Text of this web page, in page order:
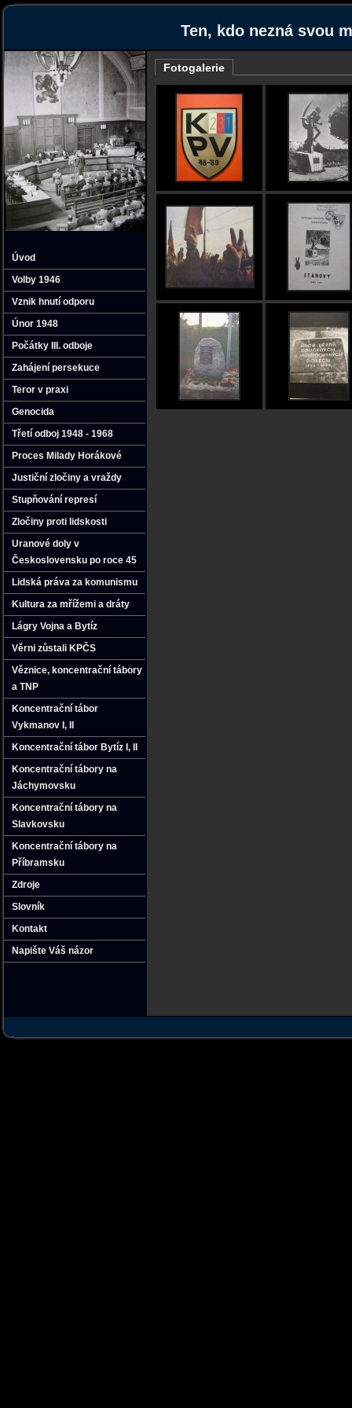
Ten‚ kdo nezná svou
Úvod
Volby 1946
Vznik hnutí odporu
Únor 1948
Počátky III. odboje
Zahájení persekuce
Teror v praxi
Genocida
Třetí odboj 1948 - 1968
Proces Milady Horákové
Justiční zločiny a vraždy
Stupňování represí
Zločiny proti lidskosti
Uranové doly v
Československu po roce 45
Lidská práva za komunismu
Kultura za mřížemi a dráty
Lágry Vojna a Bytíz
Věrni zůstali KPČS
Věznice‚ koncentrační tábory
a TNP
Koncentrační tábor
Vykmanov I‚ II
Koncentrační tábor Bytíz I‚ II
Koncentrační tábory na
Jáchymovsku
Koncentrační tábory na
Slavkovsku
Koncentrační tábory na
Příbramsku
Zdroje
Slovník
Kontakt
Napište Váš názor
Fotogalerie